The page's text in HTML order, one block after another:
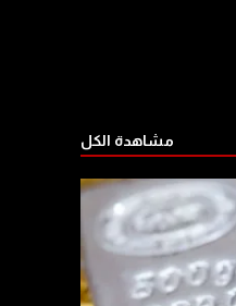
مشاهدة الكل